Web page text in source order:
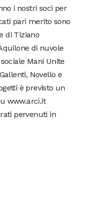
i nostri soci per
pari merito sono
di Tiziano
di nuvole
Mani Unite
Novello e
è previsto un
www.arci.it
pervenuti in